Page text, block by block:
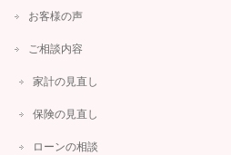
お客様の声
ご相談内容
家計の見直し
保険の見直し
ローンの相談